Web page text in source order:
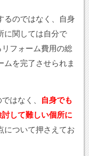
るのではなく、自身
に関しては自分で
フォーム費用の総
ムを完了させられま
はなく、
自身でも
して難しい個所に
について押さえてお